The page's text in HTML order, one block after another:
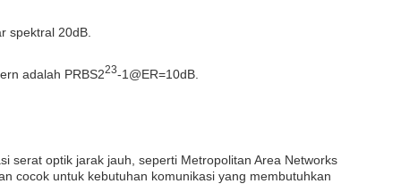
spektral 20dB.
adalah PRBS223-1@ER=10dB.
serat optik jarak jauh, seperti Metropolitan Area Networks
cocok untuk kebutuhan komunikasi yang membutuhkan